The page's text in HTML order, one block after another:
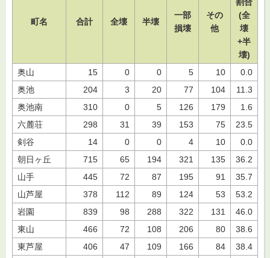
町名 合計 全壊 半壊
一部
損壊
その
他
割合
(全
壊
+半
壊)
奥山
15 0 0 5 10
0.0
奥池
204 3 20 77 104
11.3
奥池南
310 0 5 126 179
1.6
六麓荘
298 31 39 153 75
23.5
剣谷
14 0 0 4 10
0.0
朝日ヶ丘
715 65 194 321 135
36.2
山手
445 72 87 195 91
35.7
山芦屋
378 112 89 124 53
53.2
岩園
839 98 288 322 131
46.0
東山
466 72 108 206 80
38.6
東芦屋
406 47 109 166 84
38.4